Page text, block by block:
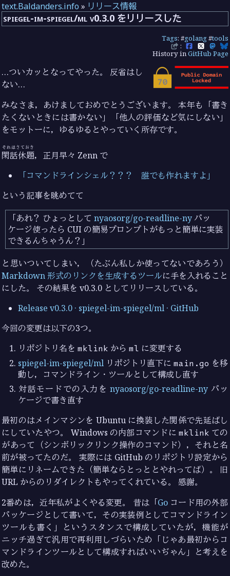
text.Baldanders.info » リリース情報
spiegel-im-spiegel/ml v0.3.0 をリリースした
Tags: #golang#tools
History inGitHub Page
…ついカッとなってやった。 反省はし
ない…
みなさま，あけましておめでとうございます。 本年も「書き
たくないときには書かない」「他人の評価など気にしない」
をモットーに，ゆるゆるとやっていく所存です。
閑話休題
それはさておき
，正月早々 Zenn で
「コマンドラインシェル？？？ 誰でも作れますよ」
という記事を眺めてて
「あれ？ ひょっとして nyaosorg/go-readline-nyパッ
ケージ使ったら CUI の簡易プロンプトがもっと簡単に実装
できるんちゃうん？」
と思いついてしまい，（たぶん私しか使ってないであろう）
Markdown 形式のリンクを生成するツールに手を入れること
にした。 その結果を v0.3.0 としてリリースしている。
Release v0.3.0 · spiegel-im-spiegel/ml · GitHub
今回の変更は以下の3つ。
リポジトリ名をmklink からml に変更する
spiegel-im-spiegel/ml リポジトリ直下にmain.go を移
動し，コマンドライン・ツールとして構成し直す
対話モードでの入力をnyaosorg/go-readline-ny パッ
ケージで書き直す
最初のはメインマシンを Ubuntu に換装した関係で先延ばし
にしていたやつ。 Windows の内部コマンドにmklink ての
があって（シンボリックリンク操作のコマンド），それと名
前が被ってたのだ。 実際には GitHub のリポジトリ設定から
簡単にリネームできた（簡単ならとっととやれってば）。 旧
URL からのリダイレクトもやってくれている。 感謝。
2番めは，近年私がよくやる変更。 昔は「Go コード用の外部
パッケージとして書いて，その実装例としてコマンドライン
ツールも書く」というスタンスで構成していたが，機能が
ニッチ過ぎて汎用で再利用しづらいため「じゃあ最初からコ
マンドラインツールとして構成すればいいぢゃん」と考えを
改めた。